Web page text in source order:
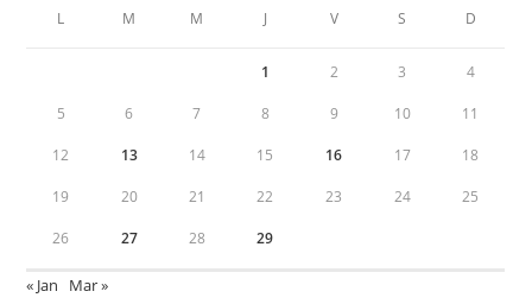
L M M J V S D
1 2 3 4
5 6 7 8 9 10 11
12 13 14 15 16 17 18
19 20 21 22 23 24 25
26 27 28 29
« Jan Mar »